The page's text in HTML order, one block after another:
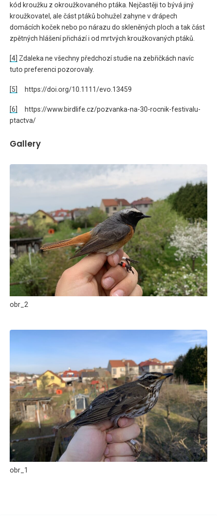
kód kroužku z okroužkovaného ptáka. Nejčastěji to bývá jiný
kroužkovatel, ale část ptáků bohužel zahyne v drápech
domácích koček nebo po nárazu do skleněných ploch a tak část
zpětných hlášení přichází i od mrtvých kroužkovaných ptáků.
[4] Zdaleka ne všechny předchozí studie na zebřičkách navíc
tuto preferenci pozorovaly.
[5] https://doi.org/10.1111/evo.13459
[6]
https://www.birdlife.cz/pozvanka-na-30-rocnik-festivalu-
ptactva/
Gallery
obr_2
obr_1